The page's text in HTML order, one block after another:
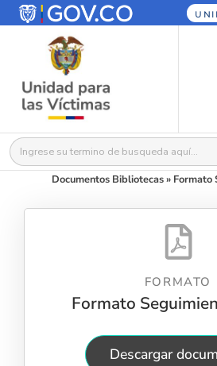
Buscar:
Documentos Bibliotecas» Formato
FORMATO
Formato
Descargar